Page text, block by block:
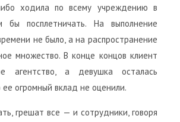
ходила по всему учреждению в
бы посплетничать. На выполнение
не было, а на распространение
множество. В конце концов клиент
агентство, а девушка осталась
ее огромный вклад не оценили.
грешат все — и сотрудники, говоря